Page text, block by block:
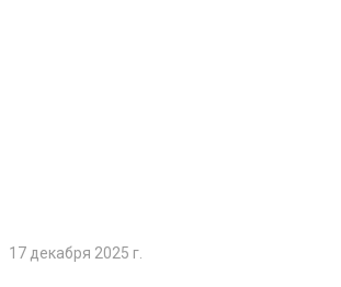
17 декабря 2025 г.